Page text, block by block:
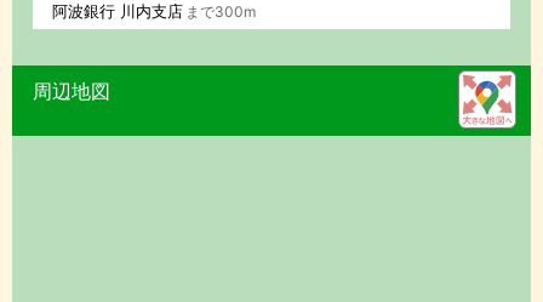
阿波銀行 川内支店 まで300m
周辺地図